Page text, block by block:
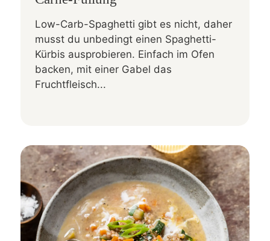
Low-Carb-Spaghetti gibt es nicht, daher
musst du unbedingt einen Spaghetti-
Kürbis ausprobieren. Einfach im Ofen
backen, mit einer Gabel das
Fruchtfleisch...